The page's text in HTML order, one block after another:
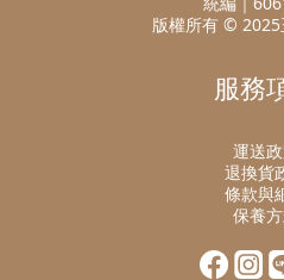
版權所有 © 2025
服務
運送
退換貨
條款與
保養